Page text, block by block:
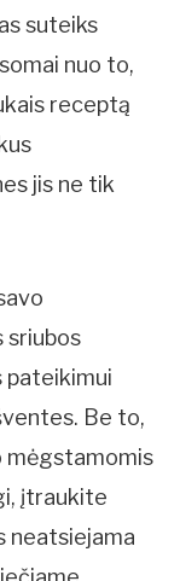
suteiks
nuo to,
receptą
jis ne tik
sriubos
pateikimui
Be to,
mėgstamomis
įtraukite
neatsiejama